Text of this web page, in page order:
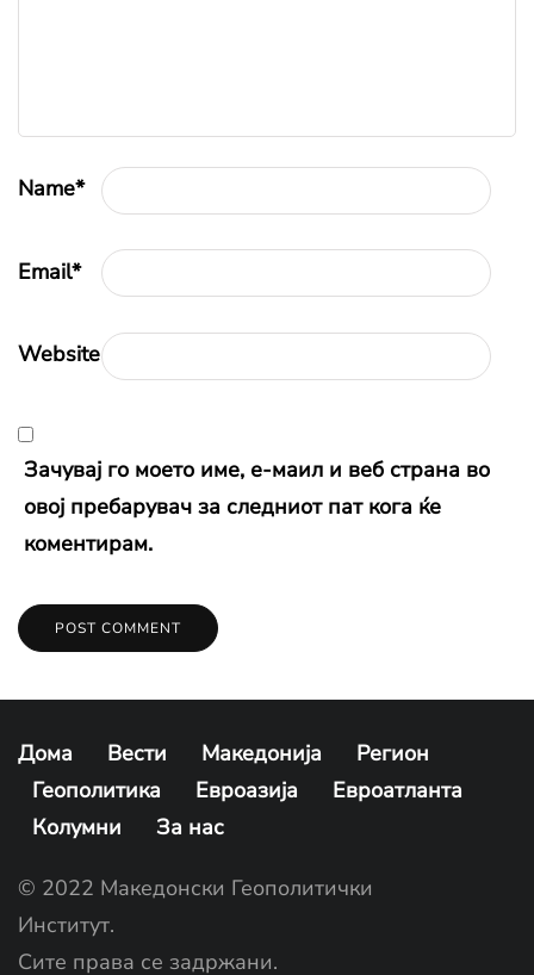
Name*
Email*
Website
Зачувај го моето име, е-маил и веб страна во
овој пребарувач за следниот пат кога ќе
коментирам.
Дома Вести Македонија
Регион
Геополитика
Евроазија
Евроатланта
Колумни
За нас
© 2022 Македонски Геополитички
Институт.
Сите права се задржани.